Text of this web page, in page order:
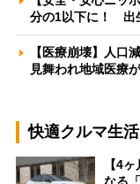
分の1以下に！ 出
【医療崩壊】人口
見舞われ地域医
快適クルマ生
【4